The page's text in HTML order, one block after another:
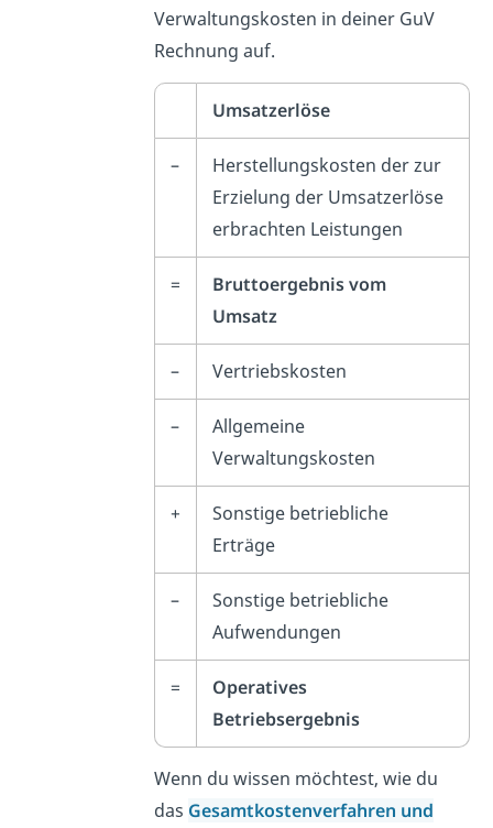
Verwaltungskosten in deiner GuV
Rechnung auf.
Umsatzerlöse
–
Herstellungskosten der zur
Erzielung der Umsatzerlöse
erbrachten Leistungen
=
Bruttoergebnis vom
Umsatz
– Vertriebskosten
–
Allgemeine
Verwaltungskosten
+
Sonstige betriebliche
Erträge
–
Sonstige betriebliche
Aufwendungen
=
Operatives
Betriebsergebnis
Wenn du wissen möchtest, wie du
das Gesamtkostenverfahren und